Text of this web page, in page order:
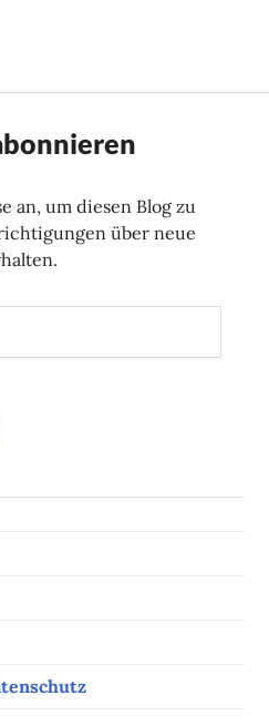
an, um diesen Blog zu
über neue